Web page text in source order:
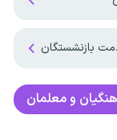
بازنشستگان
و معلمان